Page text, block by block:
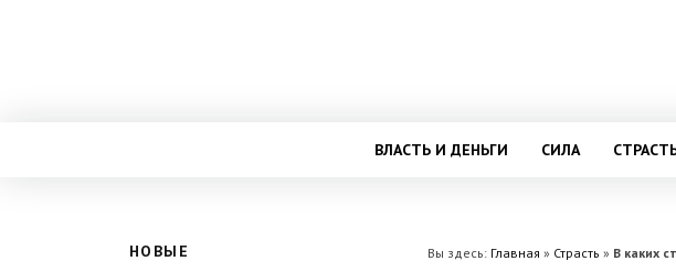
ВЛАСТЬ И ДЕНЬГИ СИЛА
НОВЫЕ Вы здесь: Главная » Страсть » В каких